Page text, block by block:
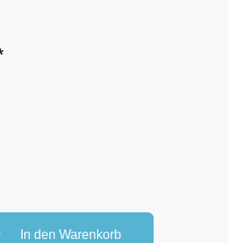
In den Warenkorb